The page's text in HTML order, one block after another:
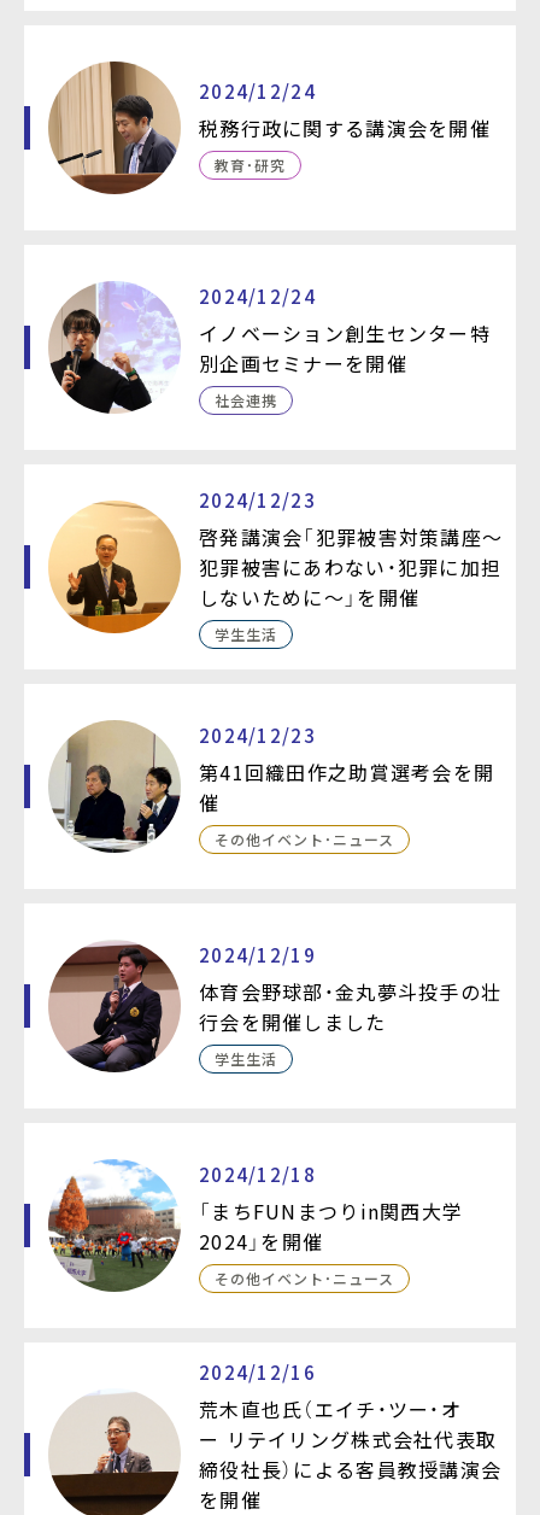
2024/12/24
税務行政に関する講演会を開催
教育・研究
2024/12/24
イノベーション創生センター特
別企画セミナーを開催
社会連携
2024/12/23
啓発講演会「犯罪被害対策講座～
犯罪被害にあわない・犯罪に加担
しないために～」を開催
学生生活
2024/12/23
第41回織田作之助賞選考会を開
催
その他イベント・ニュース
2024/12/19
体育会野球部・金丸夢斗投手の壮
行会を開催しました
学生生活
2024/12/18
「まちFUNまつりin関西大学
2024」を開催
その他イベント・ニュース
2024/12/16
荒木直也氏（エイチ・ツー・オ
ー リテイリング株式会社代表取
締役社長）による客員教授講演会
を開催